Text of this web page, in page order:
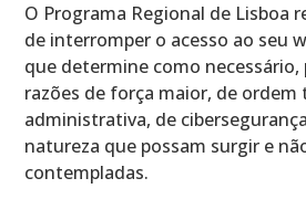
O Programa Regional de Lisboa
de interromper o acesso ao seu
que determine como
razões de força maior, de ordem
administrativa, de
natureza que possam surgir e
contempladas.